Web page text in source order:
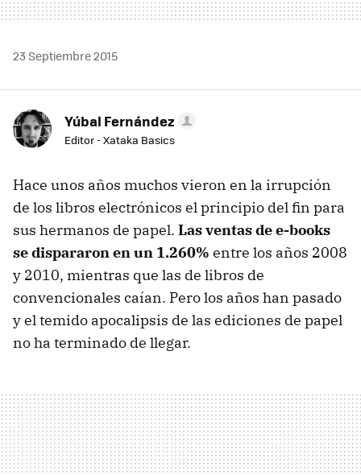
23 Septiembre 2015
Yúbal Fernández
Editor - Xataka Basics
Hace unos años muchos vieron en la irrupción
de los libros electrónicos el principio del fin para
sus hermanos de papel. Las ventas de e-books
se dispararon en un 1.260% entre los años 2008
y 2010, mientras que las de libros de
convencionales caían. Pero los años han pasado
y el temido apocalipsis de las ediciones de papel
no ha terminado de llegar.